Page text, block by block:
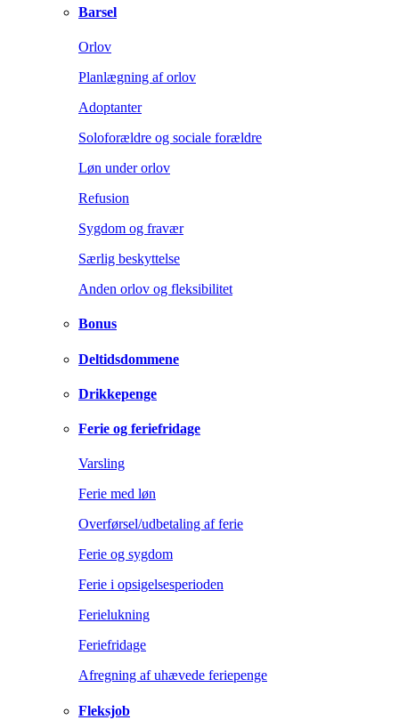
Barsel
Orlov
Planlægning af orlov
Adoptanter
Soloforældre og sociale forældre
Løn under orlov
Refusion
Sygdom og fravær
Særlig beskyttelse
Anden orlov og fleksibilitet
Bonus
Deltidsdommene
Drikkepenge
Ferie og feriefridage
Varsling
Ferie med løn
Overførsel/udbetaling af ferie
Ferie og sygdom
Ferie i opsigelsesperioden
Ferielukning
Feriefridage
Afregning af uhævede feriepenge
Fleksjob